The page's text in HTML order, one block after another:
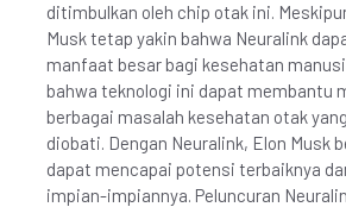
ditimbulkan oleh chip otak ini.
Musk tetap yakin bahwa Neuralink
manfaat besar bagi kesehatan
bahwa teknologi ini dapat membantu
berbagai masalah kesehatan otak
diobati. Dengan Neuralink, Elon Musk
dapat mencapai potensi terbaiknya
impian-impiannya. Peluncuran